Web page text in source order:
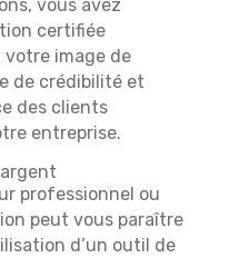
vous avez
certifiée
votre image de
de crédibilité et
des clients
entreprise.
professionnel ou
peut vous paraître
d’un outil de